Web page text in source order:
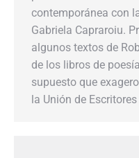
contemporánea con
Gabriela Capraroiu.
algunos textos de
de los libros de
supuesto que
la Unión de